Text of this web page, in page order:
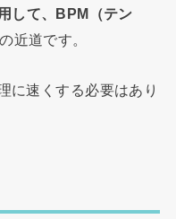
して、BPM（テン
近道です。
に速くする必要はあり